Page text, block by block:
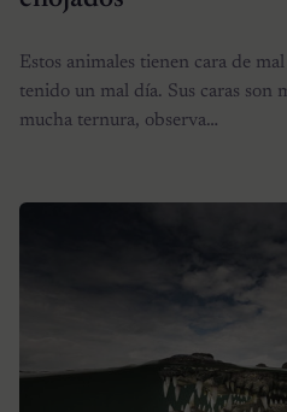
Estos animales tienen cara de
tenido un mal día. Sus caras son
mucha ternura, observa…